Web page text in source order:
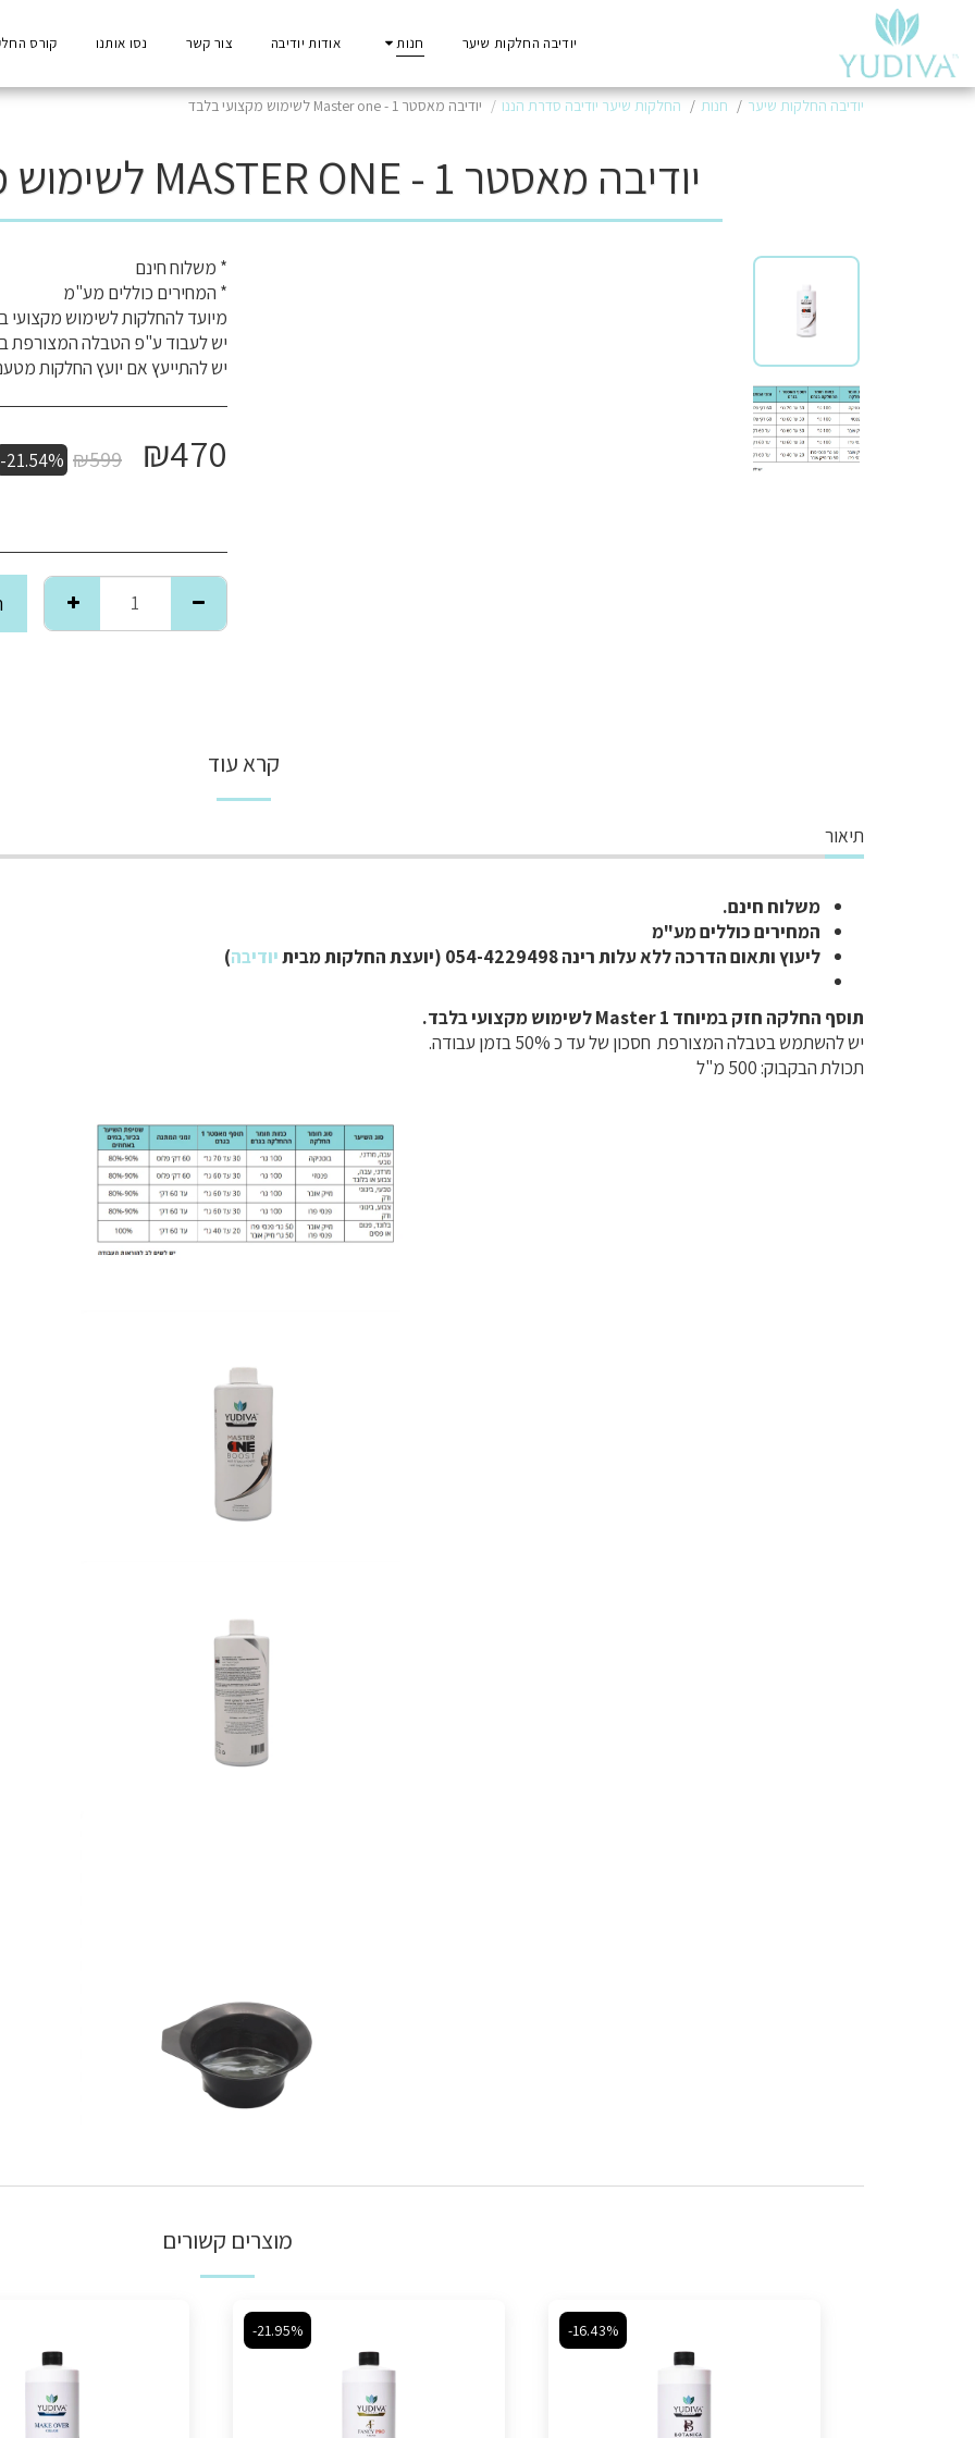
יודיבה החלקות שיער חנות אודות יודיבה צור קשר נסו אותנו קורס
יודיבה החלקות שיער חנות החלקות שיער יודיבה סדרת הננו יודיבה מאסטר 1 - Master one לשימוש מקצועי בלבד
יודיבה מאסטר 1 - MASTER ONE לשימוש מקצועי בלבד
יש להתייעץ אם יועץ החלקות
₪470
₪599
-21.54%
קרא עוד
תיאור
משלוח חינם.
המחירים כוללים מע"מ
ליעוץ ותאום הדרכה ללא עלות רינה 054-4229498 (יועצת החלקות מבית
יודיבה)
תוסף החלקה חזק במיוחד Master 1 לשימוש מקצועי בלבד.
יש להשתמש בטבלה המצורפת חסכון של עד כ 50% בזמן עבודה.
תכולת הבקבוק: 500 מ"ל
מוצרים קשורים
-16.43%
-21.95%